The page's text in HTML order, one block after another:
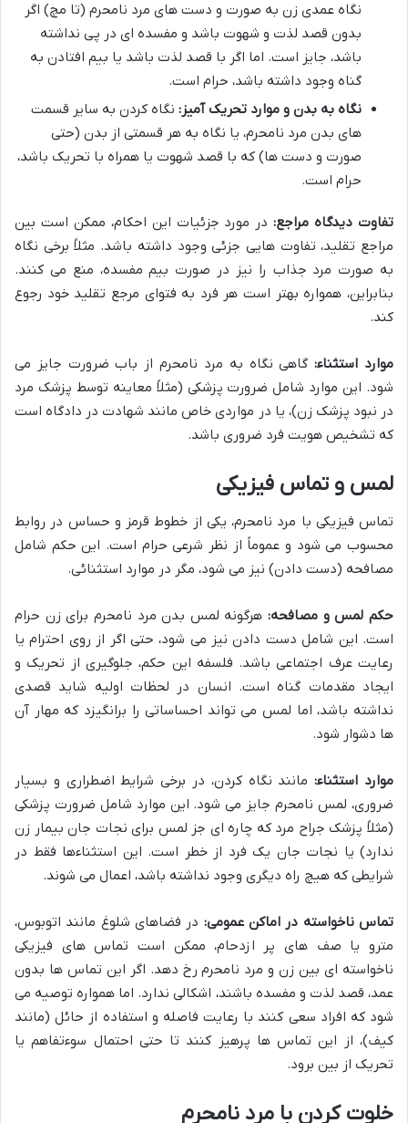
نگاه عمدی زن به صورت و دست های مرد نامحرم (تا مچ) اگر
بدون قصد لذت و شهوت باشد و مفسده ای در پی نداشته
باشد، جایز است. اما اگر با قصد لذت باشد یا بیم افتادن به
گناه وجود داشته باشد، حرام است.
نگاه به بدن و موارد تحریک آمیز: نگاه کردن به سایر قسمت
های بدن مرد نامحرم، یا نگاه به هر قسمتی از بدن (حتی
صورت و دست ها) که با قصد شهوت یا همراه با تحریک باشد،
حرام است.
تفاوت دیدگاه مراجع:در مورد جزئیات این احکام، ممکن است بین
مراجع تقلید، تفاوت هایی جزئی وجود داشته باشد. مثلاً برخی نگاه
به صورت مرد جذاب را نیز در صورت بیم مفسده، منع می کنند.
بنابراین، همواره بهتر است هر فرد به فتوای مرجع تقلید خود رجوع
کند.
موارد استثناء:گاهی نگاه به مرد نامحرم از باب ضرورت جایز می
شود. این موارد شامل ضرورت پزشکی (مثلاً معاینه توسط پزشک مرد
در نبود پزشک زن)، یا در مواردی خاص مانند شهادت در دادگاه است
که تشخیص هویت فرد ضروری باشد.
لمس و تماس فیزیکی
تماس فیزیکی با مرد نامحرم، یکی از خطوط قرمز و حساس در روابط
محسوب می شود و عموماً از نظر شرعی حرام است. این حکم شامل
مصافحه (دست دادن) نیز می شود، مگر در موارد استثنائی.
حکم لمس و مصافحه:هرگونه لمس بدن مرد نامحرم برای زن حرام
است. این شامل دست دادن نیز می شود، حتی اگر از روی احترام یا
رعایت عرف اجتماعی باشد. فلسفه این حکم، جلوگیری از تحریک و
ایجاد مقدمات گناه است. انسان در لحظات اولیه شاید قصدی
نداشته باشد، اما لمس می تواند احساساتی را برانگیزد که مهار آن
ها دشوار شود.
موارد استثناء:مانند نگاه کردن، در برخی شرایط اضطراری و بسیار
ضروری، لمس نامحرم جایز می شود. این موارد شامل ضرورت پزشکی
(مثلاً پزشک جراح مرد که چاره ای جز لمس برای نجات جان بیمار زن
ندارد) یا نجات جان یک فرد از خطر است. این استثناءها فقط در
شرایطی که هیچ راه دیگری وجود نداشته باشد، اعمال می شوند.
تماس ناخواسته در اماکن عمومی: در فضاهای شلوغ مانند اتوبوس،
مترو یا صف های پر ازدحام، ممکن است تماس های فیزیکی
ناخواسته ای بین زن و مرد نامحرم رخ دهد. اگر این تماس ها بدون
عمد، قصد لذت و مفسده باشند، اشکالی ندارد. اما همواره توصیه می
شود که افراد سعی کنند با رعایت فاصله و استفاده از حائل (مانند
کیف)، از این تماس ها پرهیز کنند تا حتی احتمال سوءتفاهم یا
تحریک از بین برود.
خلوت کردن با مرد نامحرم